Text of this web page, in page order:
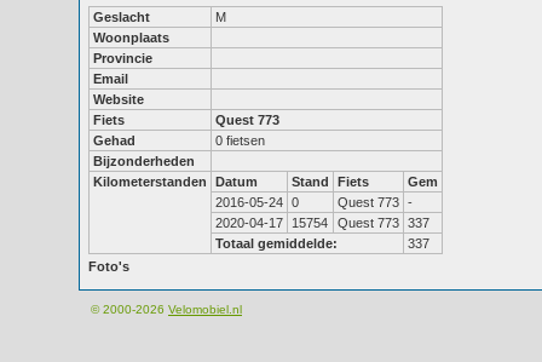
Geslacht
M
Woonplaats
Provincie
Email
Website
Fiets
Quest 773
Gehad
0 fietsen
Bijzonderheden
Kilometerstanden
Datum Stand Fiets
Gem
2016-05-24 0 Quest 773 -
2020-04-17
15754 Quest 773 337
Totaal gemiddelde:
337
Foto's
© 2000-2026 Velomobiel.nl